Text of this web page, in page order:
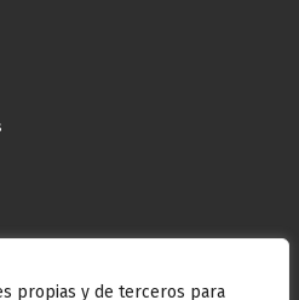
propias y de terceros para